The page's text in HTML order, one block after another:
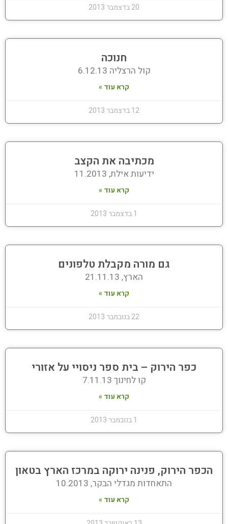
20 בדצמבר 2013
חנוכה
קול הרצליה 6.12.13
קרא עוד »
12 בדצמבר 2013
מכתיבה את הקצב
ידיעות אילת, 11.2013
קרא עוד »
1 בדצמבר 2013
גם מורה מקבלת טלפונים
הארץ, 21.11.13
קרא עוד »
22 בנובמבר 2013
כפר הירוק – בית ספר ניסויי על אזורי
קו לחינוך 7.11.13
קרא עוד »
1 בנובמבר 2013
הכפר הירוק, פנינה ירוקה במרכז הארץ בטאון
התאחדות מגדלי הבקר, 10.2013
קרא עוד »